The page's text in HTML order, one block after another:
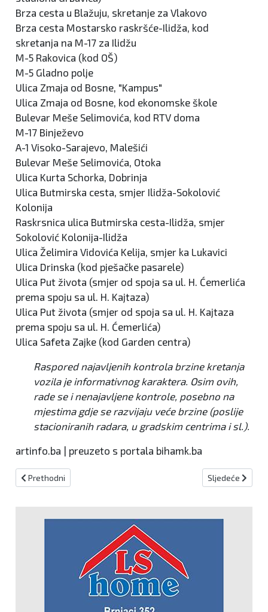
Brza cesta u Blažuju, skretanje za Vlakovo
Brza cesta Mostarsko raskršće-Ilidža, kod
skretanja na M-17 za Ilidžu
M-5 Rakovica (kod OŠ)
M-5 Gladno polje
Ulica Zmaja od Bosne, "Kampus"
Ulica Zmaja od Bosne, kod ekonomske škole
Bulevar Meše Selimovića, kod RTV doma
M-17 Binježevo
A-1 Visoko-Sarajevo, Malešići
Bulevar Meše Selimovića, Otoka
Ulica Kurta Schorka, Dobrinja
Ulica Butmirska cesta, smjer Ilidža-Sokolović
Kolonija
Raskrsnica ulica Butmirska cesta-Ilidža, smjer
Sokolović Kolonija-Ilidža
Ulica Želimira Vidovića Kelija, smjer ka Lukavici
Ulica Drinska (kod pješačke pasarele)
Ulica Put života (smjer od spoja sa ul. H. Ćemerlića
prema spoju sa ul. H. Kajtaza)
Ulica Put života (smjer od spoja sa ul. H. Kajtaza
prema spoju sa ul. H. Ćemerlića)
Ulica Safeta Zajke (kod Garden centra)
Raspored najavljenih kontrola brzine kretanja
vozila je informativnog karaktera. Osim ovih,
rade se i nenajavljene kontrole, posebno na
mjestima gdje se razvijaju veće brzine (poslije
stacioniranih radara, u gradskim centrima i sl.).
artinfo.ba | preuzeto s portala bihamk.ba
Prethodni članak: Dalmatinski brudet zagrijao Kiseljačane
Prethodni Sljedeći
Sljedeće